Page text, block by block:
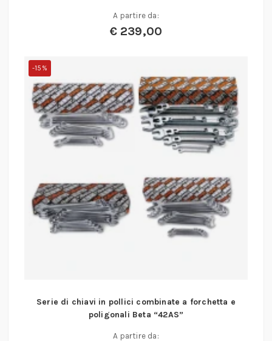
A partire da:
€239,00
-15%
Serie di chiavi in pollici combinate a forchetta e
poligonali Beta “42AS”
A partire da: